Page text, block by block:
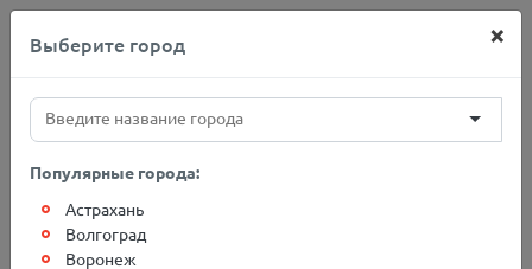
+7(812)767-20-27
Главная О компании
Выберите город ×
Популярные города:
Астрахань
Волгоград
Воронеж